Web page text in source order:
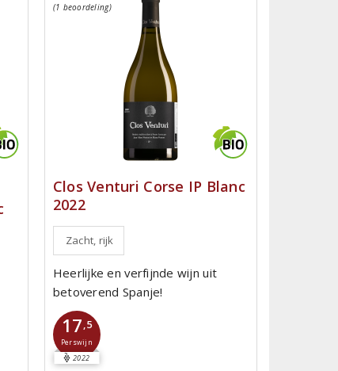
(1 beoordeling)
Clos Venturi Corse IP Blanc
2022
Zacht, rijk
Heerlijke en verfijnde wijn uit
betoverend Spanje!
17,5
Perswijn
2022